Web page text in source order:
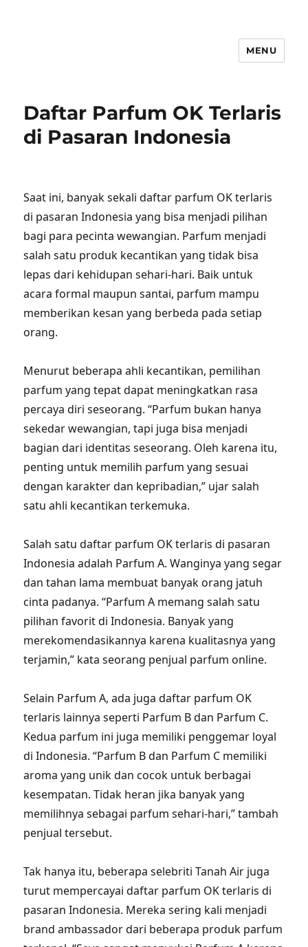
MENU
Daftar Parfum OK Terlaris
di Pasaran Indonesia
Saat ini, banyak sekali daftar parfum OK terlaris
di pasaran Indonesia yang bisa menjadi pilihan
bagi para pecinta wewangian. Parfum menjadi
salah satu produk kecantikan yang tidak bisa
lepas dari kehidupan sehari-hari. Baik untuk
acara formal maupun santai, parfum mampu
memberikan kesan yang berbeda pada setiap
orang.
Menurut beberapa ahli kecantikan, pemilihan
parfum yang tepat dapat meningkatkan rasa
percaya diri seseorang. “Parfum bukan hanya
sekedar wewangian, tapi juga bisa menjadi
bagian dari identitas seseorang. Oleh karena itu,
penting untuk memilih parfum yang sesuai
dengan karakter dan kepribadian,” ujar salah
satu ahli kecantikan terkemuka.
Salah satu daftar parfum OK terlaris di pasaran
Indonesia adalah Parfum A. Wanginya yang segar
dan tahan lama membuat banyak orang jatuh
cinta padanya. “Parfum A memang salah satu
pilihan favorit di Indonesia. Banyak yang
merekomendasikannya karena kualitasnya yang
terjamin,” kata seorang penjual parfum online.
Selain Parfum A, ada juga daftar parfum OK
terlaris lainnya seperti Parfum B dan Parfum C.
Kedua parfum ini juga memiliki penggemar loyal
di Indonesia. “Parfum B dan Parfum C memiliki
aroma yang unik dan cocok untuk berbagai
kesempatan. Tidak heran jika banyak yang
memilihnya sebagai parfum sehari-hari,” tambah
penjual tersebut.
Tak hanya itu, beberapa selebriti Tanah Air juga
turut mempercayai daftar parfum OK terlaris di
pasaran Indonesia. Mereka sering kali menjadi
brand ambassador dari beberapa produk parfum